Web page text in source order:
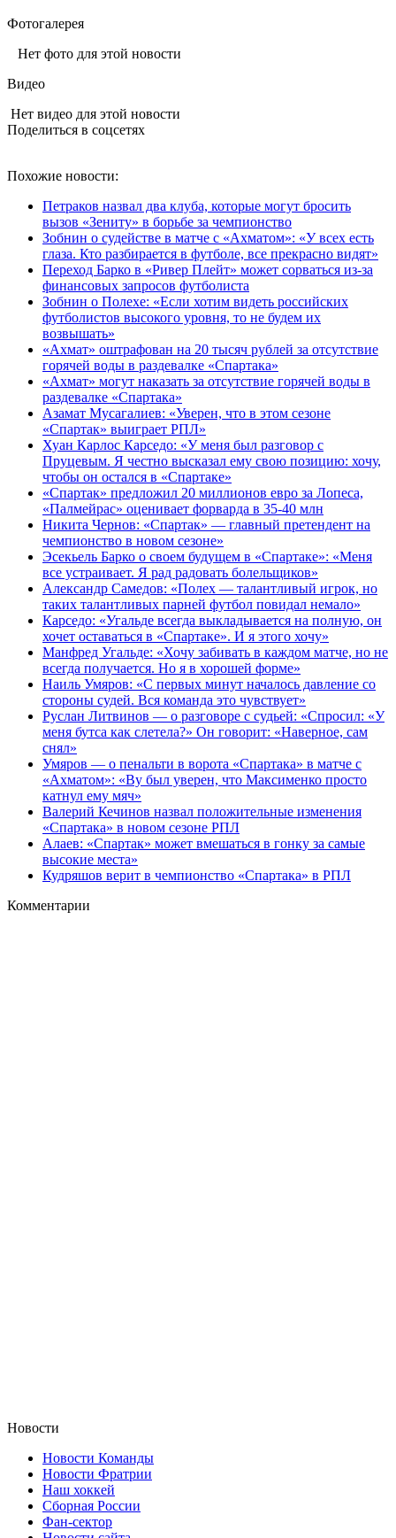
Фотогалерея
Нет фото для этой новости
Видео
Нет видео для этой новости
Поделиться в соцсетях
Похожие новости:
Петраков назвал два клуба, которые могут бросить
вызов «Зениту» в борьбе за чемпионство
Зобнин о судействе в матче с «Ахматом»: «У всех есть
глаза. Кто разбирается в футболе, все прекрасно видят»
Переход Барко в «Ривер Плейт» может сорваться из‑за
финансовых запросов футболиста
Зобнин о Полехе: «Если хотим видеть российских
футболистов высокого уровня, то не будем их
возвышать»
«Ахмат» оштрафован на 20 тысяч рублей за отсутствие
горячей воды в раздевалке «Спартака»
«Ахмат» могут наказать за отсутствие горячей воды в
раздевалке «Спартака»
Азамат Мусагалиев: «Уверен, что в этом сезоне
«Спартак» выиграет РПЛ»
Хуан Карлос Карседо: «У меня был разговор с
Пруцевым. Я честно высказал ему свою позицию: хочу,
чтобы он остался в «Спартаке»
«Спартак» предложил 20 миллионов евро за Лопеса,
«Палмейрас» оценивает форварда в 35-40 млн
Никита Чернов: «Спартак» — главный претендент на
чемпионство в новом сезоне»
Эсекьель Барко о своем будущем в «Спартаке»: «Меня
все устраивает. Я рад радовать болельщиков»
Александр Самедов: «Полех — талантливый игрок, но
таких талантливых парней футбол повидал немало»
Карседо: «Угальде всегда выкладывается на полную, он
хочет оставаться в «Спартаке». И я этого хочу»
Манфред Угальде: «Хочу забивать в каждом матче, но не
всегда получается. Но я в хорошей форме»
Наиль Умяров: «С первых минут началось давление со
стороны судей. Вся команда это чувствует»
Руслан Литвинов — о разговоре с судьей: «Спросил: «У
меня бутса как слетела?» Он говорит: «Наверное, сам
снял»
Умяров — о пенальти в ворота «Спартака» в матче с
«Ахматом»: «Ву был уверен, что Максименко просто
катнул ему мяч»
Валерий Кечинов назвал положительные изменения
«Спартака» в новом сезоне РПЛ
Алаев: «Спартак» может вмешаться в гонку за самые
высокие места»
Кудряшов верит в чемпионство «Спартака» в РПЛ
Комментарии
Новости
Новости Команды
Новости Фратрии
Наш хоккей
Сборная России
Фан-cектор